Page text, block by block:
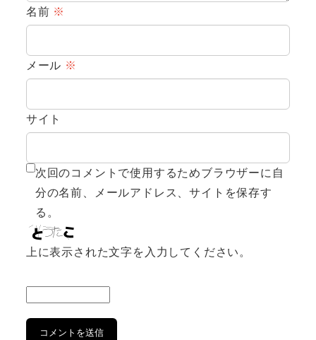
名前 ※
メール ※
サイト
次回のコメントで使用するためブラウザーに自
分の名前、メールアドレス、サイトを保存す
る。
上に表示された文字を入力してください。